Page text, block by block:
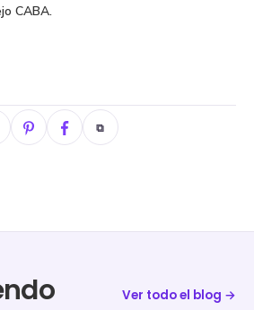
CABA.
⧉
Ver todo el blog →